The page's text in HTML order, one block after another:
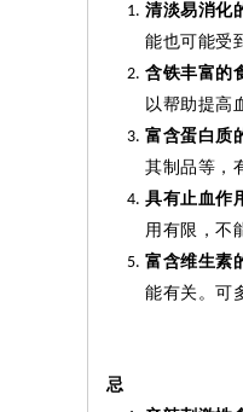
清淡易消化
能也可能受
含铁丰富的
以帮助提高
富含蛋白质
其制品等，
具有止血作
用有限，不
富含维生素
能有关。可
忌